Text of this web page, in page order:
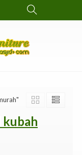
kubah